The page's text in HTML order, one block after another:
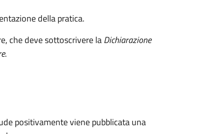
della pratica.
che deve sottoscrivere laDichiarazione
.
positivamente viene pubblicata una